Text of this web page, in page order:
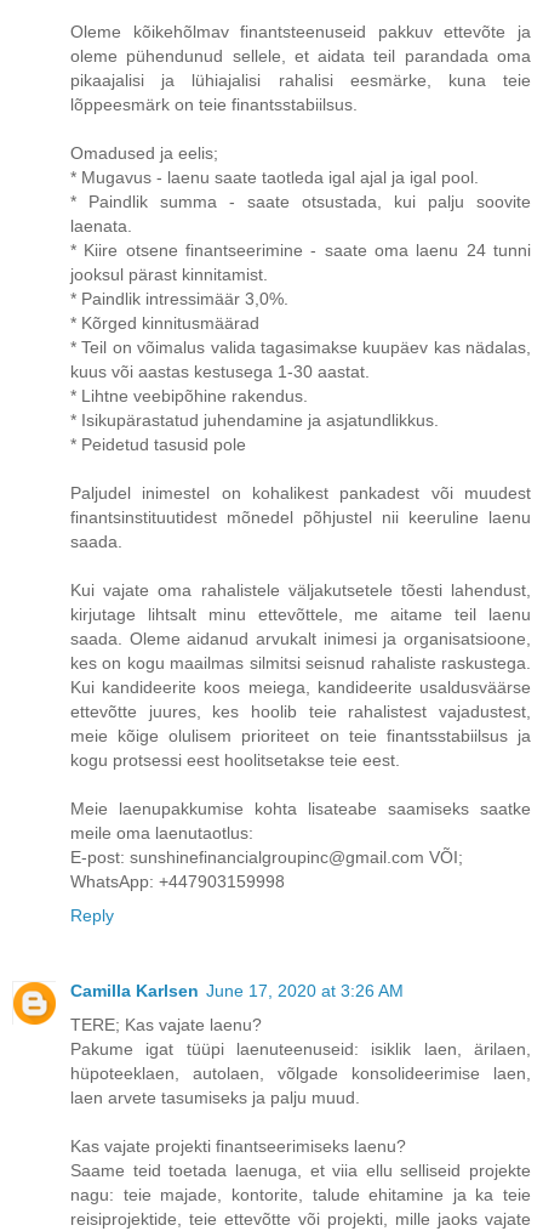
Oleme kõikehõlmav finantsteenuseid pakkuv ettevõte ja
oleme pühendunud sellele, et aidata teil parandada oma
pikaajalisi ja lühiajalisi rahalisi eesmärke, kuna teie
lõppeesmärk on teie finantsstabiilsus.
Omadused ja eelis;
* Mugavus - laenu saate taotleda igal ajal ja igal pool.
* Paindlik summa - saate otsustada, kui palju soovite
laenata.
* Kiire otsene finantseerimine - saate oma laenu 24 tunni
jooksul pärast kinnitamist.
* Paindlik intressimäär 3,0%.
* Kõrged kinnitusmäärad
* Teil on võimalus valida tagasimakse kuupäev kas nädalas,
kuus või aastas kestusega 1-30 aastat.
* Lihtne veebipõhine rakendus.
* Isikupärastatud juhendamine ja asjatundlikkus.
* Peidetud tasusid pole
Paljudel inimestel on kohalikest pankadest või muudest
finantsinstituutidest mõnedel põhjustel nii keeruline laenu
saada.
Kui vajate oma rahalistele väljakutsetele tõesti lahendust,
kirjutage lihtsalt minu ettevõttele, me aitame teil laenu
saada. Oleme aidanud arvukalt inimesi ja organisatsioone,
kes on kogu maailmas silmitsi seisnud rahaliste raskustega.
Kui kandideerite koos meiega, kandideerite usaldusväärse
ettevõtte juures, kes hoolib teie rahalistest vajadustest,
meie kõige olulisem prioriteet on teie finantsstabiilsus ja
kogu protsessi eest hoolitsetakse teie eest.
Meie laenupakkumise kohta lisateabe saamiseks saatke
meile oma laenutaotlus:
E-post: sunshinefinancialgroupinc@gmail.com VÕI;
WhatsApp: +447903159998
Reply
Camilla Karlsen June 17, 2020 at 3:26 AM
TERE; Kas vajate laenu?
Pakume igat tüüpi laenuteenuseid: isiklik laen, ärilaen,
hüpoteeklaen, autolaen, võlgade konsolideerimise laen,
laen arvete tasumiseks ja palju muud.
Kas vajate projekti finantseerimiseks laenu?
Saame teid toetada laenuga, et viia ellu selliseid projekte
nagu: teie majade, kontorite, talude ehitamine ja ka teie
reisiprojektide, teie ettevõtte või projekti, mille jaoks vajate